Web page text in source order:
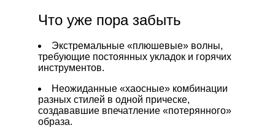
Что уже пора забыть
Экстремальные «плюшевые» волны,
требующие постоянных укладок и горячих
инструментов.
Неожиданные «хаосные» комбинации
разных стилей в одной прическе,
создававшие впечатление «потерянного»
образа.